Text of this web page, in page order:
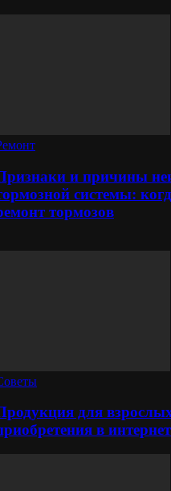
и причины
системы:
тормозов
для
в